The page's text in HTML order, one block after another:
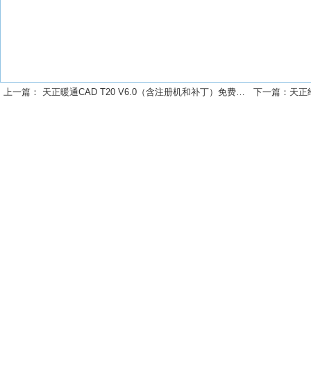
上一篇： 天正暖通CAD T20 V6.0（含注册机和补丁）免费下载 下一篇： 天正